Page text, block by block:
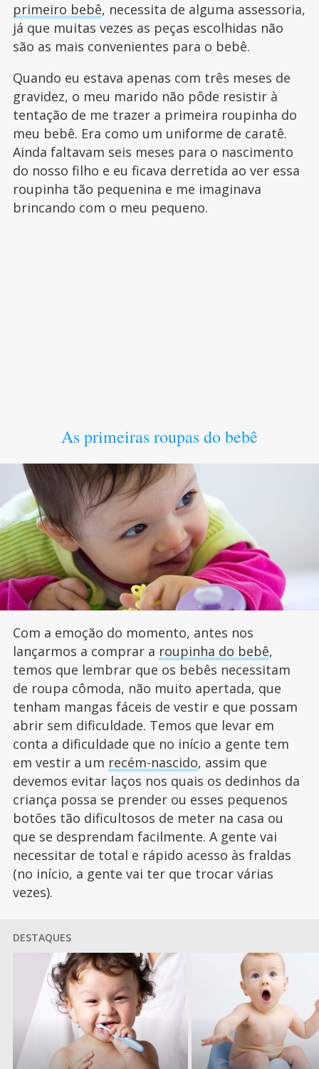
primeiro bebê, necessita de alguma assessoria,
já que muitas vezes as peças escolhidas não
são as mais convenientes para o bebê.
Quando eu estava apenas com três meses de
gravidez, o meu marido não pôde resistir à
tentação de me trazer a primeira roupinha do
meu bebê. Era como um uniforme de caratê.
Ainda faltavam seis meses para o nascimento
do nosso filho e eu ficava derretida ao ver essa
roupinha tão pequenina e me imaginava
brincando com o meu pequeno.
As primeiras roupas do bebê
Com a emoção do momento, antes nos
lançarmos a comprar a roupinha do bebê,
temos que lembrar que os bebês necessitam
de roupa cômoda, não muito apertada, que
tenham mangas fáceis de vestir e que possam
abrir sem dificuldade. Temos que levar em
conta a dificuldade que no início a gente tem
em vestir a um recém-nascido, assim que
devemos evitar laços nos quais os dedinhos da
criança possa se prender ou esses pequenos
botões tão dificultosos de meter na casa ou
que se desprendam facilmente. A gente vai
necessitar de total e rápido acesso às fraldas
(no início, a gente vai ter que trocar várias
vezes).
DESTAQUES